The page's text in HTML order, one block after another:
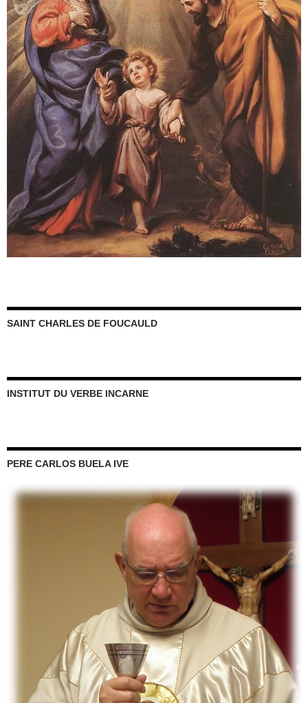
SAINT CHARLES DE FOUCAULD
INSTITUT DU VERBE INCARNE
PERE CARLOS BUELA IVE